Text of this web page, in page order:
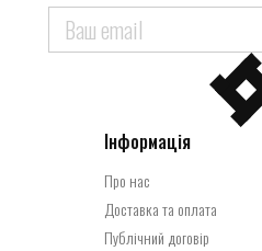
Інформація
Про нас
Доставка та оплата
Публічний договір